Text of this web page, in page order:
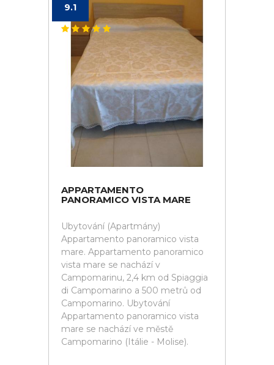
9.1
APPARTAMENTO
PANORAMICO VISTA MARE
Ubytování (Apartmány)
Appartamento panoramico vista
mare. Appartamento panoramico
vista mare se nachází v
Campomarinu, 2,4 km od Spiaggia
di Campomarino a 500 metrů od
Campomarino. Ubytování
Appartamento panoramico vista
mare se nachází ve městě
Campomarino (Itálie - Molise).